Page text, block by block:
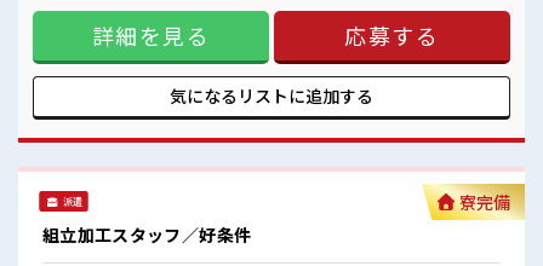
ど、 しっかり働く環境が整っています！ イチからスキルUP・
ステップUP目指していきましょう！ ≪収入アップを目指せる
≫ 高時給だらけの派遣のお仕事です！ ■職場の雰囲気 しっか
り休める休憩室あり！ オンオフの切替もできちゃう！ ロッカ
ーあり！ 安心してお仕事に集中♪ 残業はほとんどありませ
詳細を見る 応募する
気になるリストに追加する
派遣
組立加工スタッフ／好条件
寮完備